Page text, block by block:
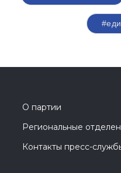
О партии
Региональные
Контакты пресс-